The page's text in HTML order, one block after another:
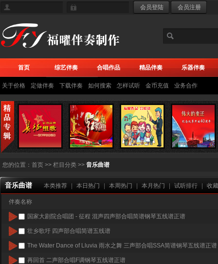
首页 综艺伴奏 合唱作品 精品伴奏 乐器伴奏
关于价格 定做伴奏 下载伴奏 如何搜索 怎样试听 金币充值 业务合作
您的位置： 首页 >> 栏目分类 >> 音乐曲谱
音乐曲谱 本类推荐 本日热门 本周热门 本月热门 试听排行 收
伴奏名称
国家大剧院合唱团 - 征程 混声四声部合唱简谱钢琴五线谱正谱
壮乡歌圩 四声部合唱简谱五线谱
The Water Dance of Lluvia 雨水之舞 三声部合唱SSA简谱钢琴五线谱正谱
再回首 二声部合唱F调钢琴五线谱正谱